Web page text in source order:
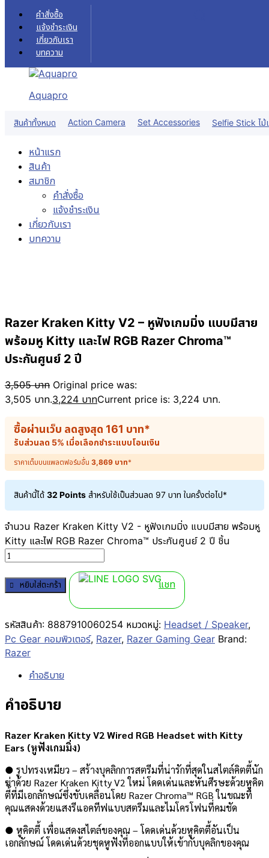
Skip to content
คำสั่งซื้อ
แจ้งชำระเงิน
เกี่ยวกับเรา
บทความ
Aquapro
สินค้าทั้งหมด Action Camera Set Accessories Selfie Stick ไม้
หน้าแรก
สินค้า
สมาชิก
คำสั่งซื้อ
แจ้งชำระเงิน
เกี่ยวกับเรา
บทความ
Razer Kraken Kitty V2 – หูฟังเกมมิ่ง แบบมีสาย
พร้อมหู Kitty และไฟ RGB Razer Chroma™
ประกันศูนย์ 2 ปี
3,505บาท Original price was:
3,505 บาท.3,224 บาทCurrent price is: 3,224 บาท.
ซื้อผ่านเว็บ ลดสูงสุด 161 บาท*
รับส่วนลด 5% เมื่อเลือกชำระแบบโอนเงิน
ราคาเต็มบนแพลตฟอร์มอื่น 3,869 บาท*
สินค้านี้ได้ 32 Points สำหรับใช้เป็นส่วนลด 97 บาท ในครั้งต่อไป*
จำนวน Razer Kraken Kitty V2 - หูฟังเกมมิ่ง แบบมีสาย พร้อมหู
Kitty และไฟ RGB Razer Chroma™ ประกันศูนย์ 2 ปี ชิ้น
หยิบใส่ตะกร้า แชท
รหัสสินค้า: 8887910060254 หมวดหมู่: Headset / Speaker,
Pc Gear คอมพิวเตอร์, Razer, Razer Gaming Gear Brand:
Razer
คำอธิบาย
คำอธิบาย
Razer Kraken Kitty V2 Wired RGB Headset with Kitty
Ears (หูฟังเกมมิ่ง)
● รูปทรงเหมียว – สร้างบุคลิกการสตรีมที่น่ารักที่สุดในสไตล์คิตตี้นัก
ฆ่าด้วย Razer Kraken Kitty V2 ใหม่ โดดเด่นและหันศีรษะด้วยหูคิต
ตี้ที่มีเอกลักษณ์ซึ่งขับเคลื่อนโดย Razer Chroma™ RGB ในขณะที่
คุณแสดงด้วยแสงรีแอคทีฟแบบสตรีมและไมโครโฟนที่คมชัด
● หูคิตตี้ เพื่อแสดงสไตล์ของคุณ – โดดเด่นด้วยหูคิตตี้อันเป็น
เอกลักษณ์ โดดเด่นด้วยชุดหูฟังที่ออกแบบให้เข้ากับบุคลิกของคุณ